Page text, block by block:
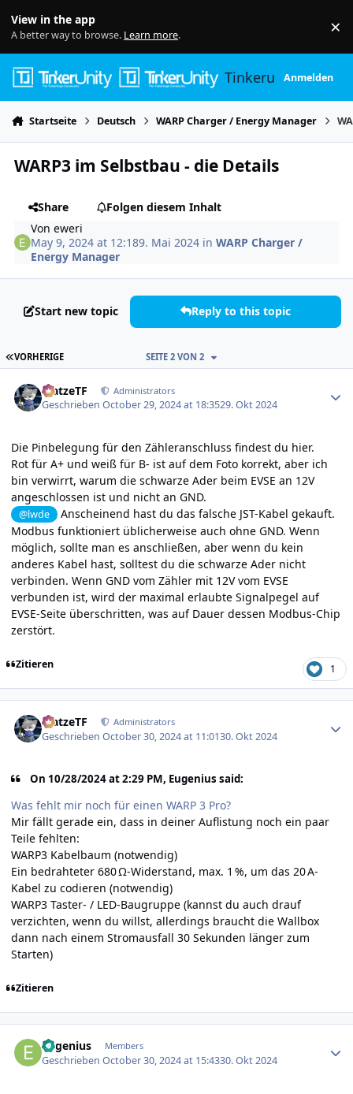
View in the app
A better way to browse. Learn more. ×
TinkerunityAnmelden
Startseite Deutsch WARP Charger / Energy Manager
WARP3 im Selbstbau - die Details
Share
Folgen diesem Inhalt
Voneweri
May 9, 2024 at 12:189. Mai 2024 inWARP Charger /
Energy Manager
Start new topic Reply to this topic
ERSTE SEITE
VORHERIGE SEITE 2 VON 2
MatzeTF Administrators
GeschriebenOctober 29, 2024 at 18:3529. Okt 2024
Die Pinbelegung für den Zähleranschluss findest du hier.
Rot für A+ und weiß für B- ist auf dem Foto korrekt, aber ich
bin verwirrt, warum die schwarze Ader beim EVSE an 12V
angeschlossen ist und nicht an GND.
@lwde
Anscheinend hast du das falsche JST-Kabel gekauft.
Modbus funktioniert üblicherweise auch ohne GND. Wenn
möglich, sollte man es anschließen, aber wenn du kein
anderes Kabel hast, solltest du die schwarze Ader nicht
verbinden. Wenn GND vom Zähler mit 12V vom EVSE
verbunden ist, wird der maximal erlaubte Signalpegel auf
EVSE-Seite überschritten, was auf Dauer dessen Modbus-Chip
zerstört.
Zitieren 1
MatzeTF Administrators
GeschriebenOctober 30, 2024 at 11:0130. Okt 2024
On 10/28/2024 at 2:29 PM, Eugenius said:
Was fehlt mir noch für einen WARP 3 Pro?
Mir fällt gerade ein, dass in deiner Auflistung noch ein paar
Teile fehlten:
WARP3 Kabelbaum (notwendig)
Ein bedrahteter 680 Ω-Widerstand, max. 1 %, um das 20 A-
Kabel zu codieren (notwendig)
WARP3 Taster- / LED-Baugruppe (kannst du auch drauf
verzichten, wenn du willst, allerdings braucht die Wallbox
dann nach einem Stromausfall 30 Sekunden länger zum
Starten)
Zitieren
Eugenius Members
GeschriebenOctober 30, 2024 at 15:4330. Okt 2024